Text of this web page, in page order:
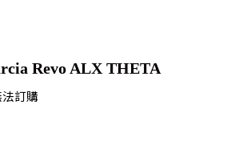
Revo ALX THETA
訂購